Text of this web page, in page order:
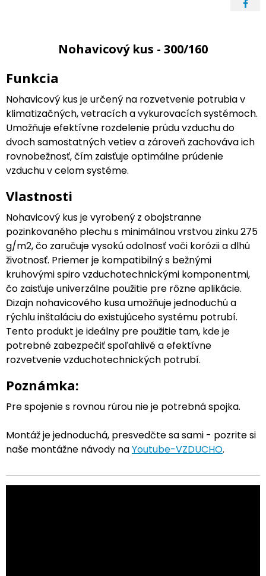
Nohavicový kus - 300/160
Funkcia
Nohavicový kus je určený na rozvetvenie potrubia v
klimatizačných, vetracích a vykurovacích systémoch.
Umožňuje efektívne rozdelenie prúdu vzduchu do
dvoch samostatných vetiev a zároveň zachováva ich
rovnobežnosť, čím zaisťuje optimálne prúdenie
vzduchu v celom systéme.
Vlastnosti
Nohavicový kus je vyrobený z obojstranne
pozinkovaného plechu s minimálnou vrstvou zinku 275
g/m2, čo zaručuje vysokú odolnosť voči korózii a dlhú
životnosť. Priemer je kompatibilný s bežnými
kruhovými spiro vzduchotechnickými komponentmi,
čo zaisťuje univerzálne použitie pre rôzne aplikácie.
Dizajn nohavicového kusa umožňuje jednoduchú a
rýchlu inštaláciu do existujúceho systému potrubí.
Tento produkt je ideálny pre použitie tam, kde je
potrebné zabezpečiť spoľahlivé a efektívne
rozvetvenie vzduchotechnických potrubí.
Poznámka:
Pre spojenie s rovnou rúrou nie je potrebná spojka.
Montáž je jednoduchá, presvedčte sa sami - pozrite si
naše montážne návody naYoutube-VZDUCHO.